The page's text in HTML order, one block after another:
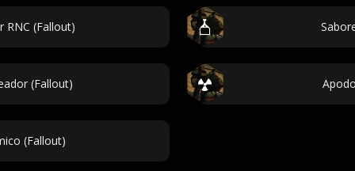
RNC (Fallout)
(Fallout)
(Fallout)